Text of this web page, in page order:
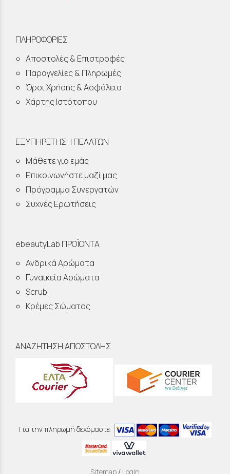
ΠΛΗΡΟΦΟΡΙΕΣ
Αποστολές & Επιστροφές
Παραγγελίες & Πληρωμές
Όροι Χρήσης & Ασφάλεια
Χάρτης Ιστότοπου
ΕΞΥΠΗΡΕΤΗΣΗ ΠΕΛΑΤΩΝ
Μάθετε για εμάς
Επικοινωνήστε μαζί μας
Πρόγραμμα Συνεργατών
Συχνές Ερωτήσεις
ebeautyLab ΠΡΟΪΟΝΤΑ
Ανδρικά Αρώματα
Γυναικεία Αρώματα
Scrub
Κρέμες Σώματος
ΑΝΑΖΗΤΗΣΗ ΑΠΟΣΤΟΛΗΣ
Για την πληρωμή δεχόμαστε:
Sitemap / Login